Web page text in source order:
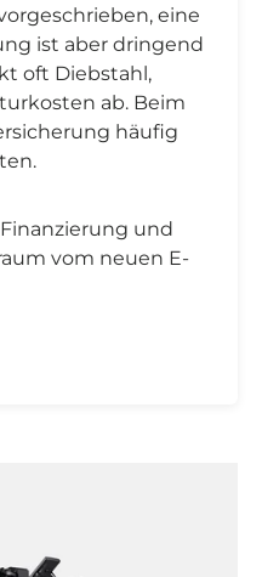
eine
ist aber dringend
oft Diebstahl,
ab. Beim
häufig
und
vom neuen E-